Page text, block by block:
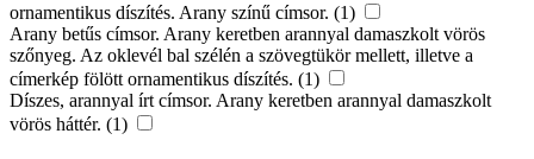
ornamentikus díszítés. Arany színű címsor. (1)
Arany betűs címsor. Arany keretben arannyal damaszkolt vörös
szőnyeg. Az oklevél bal szélén a szövegtükör mellett, illetve a
címerkép fölött ornamentikus díszítés. (1)
Díszes, arannyal írt címsor. Arany keretben arannyal damaszkolt
vörös háttér. (1)